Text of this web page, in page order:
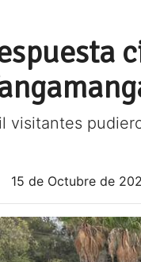
visitantes
15 de Octubre de